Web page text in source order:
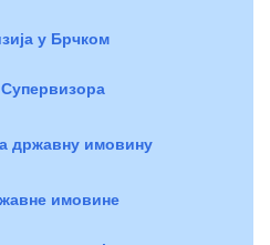
у Брчком
државну имовину
имовине